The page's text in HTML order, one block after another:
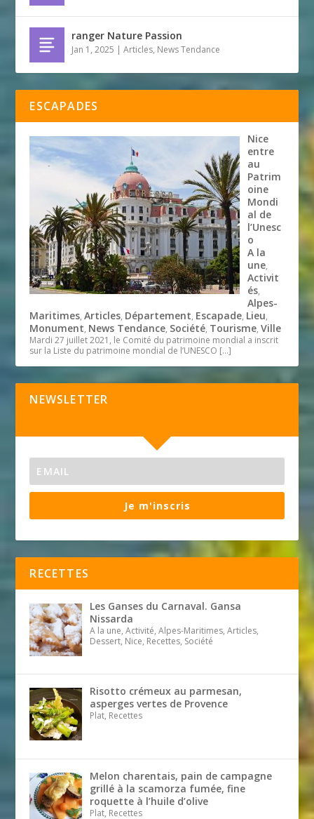
ranger Nature Passion
Jan 1, 2025 |Articles, News Tendance
ESCAPADES
Nice
entre
au
Patrim
oine
Mondi
al de
l’Unesc
o
A la
une,
Activit
és,
Alpes-
Maritimes,Articles, Département, Escapade, Lieu,
Monument, News Tendance, Société, Tourisme,Ville
Mardi 27 juillet 2021, le Comité du patrimoine mondial a inscrit
sur la Liste du patrimoine mondial de l’UNESCO […]
NEWSLETTER
Je m'inscris
RECETTES
Les Ganses du Carnaval. Gansa
Nissarda
A la une, Activité, Alpes-Maritimes, Articles,
Dessert, Nice, Recettes, Société
Risotto crémeux au parmesan,
asperges vertes de Provence
Plat, Recettes
Melon charentais, pain de campagne
grillé à la scamorza fumée, fine
roquette à l’huile d’olive
Plat, Recettes